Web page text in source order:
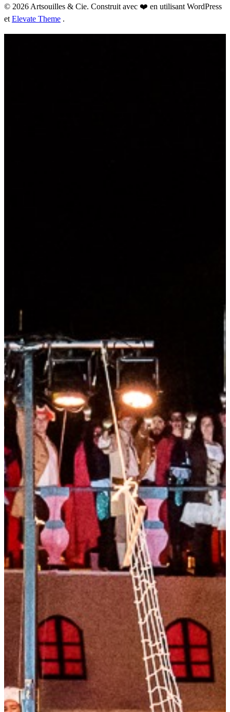
© 2026 Artsouilles & Cie. Construit avec ❤️ en utilisant WordPress
et Elevate Theme .